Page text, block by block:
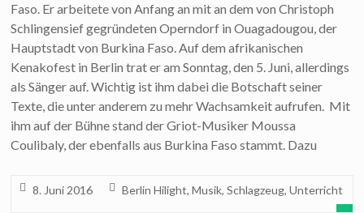
Faso. Er arbeitete von Anfang an mit an dem von Christoph
Schlingensief gegründeten Operndorf in Ouagadougou, der
Hauptstadt von Burkina Faso. Auf dem afrikanischen
Kenakofest in Berlin trat er am Sonntag, den 5. Juni, allerdings
als Sänger auf. Wichtig ist ihm dabei die Botschaft seiner
Texte, die unter anderem zu mehr Wachsamkeit aufrufen. Mit
ihm auf der Bühne stand der Griot-Musiker Moussa
Coulibaly, der ebenfalls aus Burkina Faso stammt. Dazu
8. Juni 2016 Berlin Hilight,Musik,Schlagzeug,Unterricht